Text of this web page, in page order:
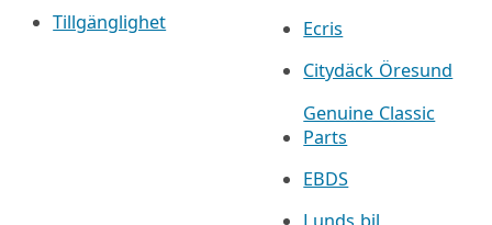
Tillgänglighet
Ecris
Citydäck Öresund
Genuine Classic
Parts
EBDS